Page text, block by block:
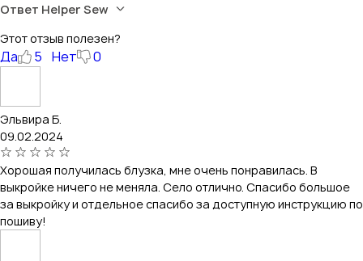
Ответ Helper Sew
Этот отзыв полезен?
Да 5 Нет 0
Эльвира Б.
09.02.2024
Хорошая получилась блузка, мне очень понравилась. В
выкройке ничего не меняла. Село отлично. Спасибо большое
за выкройку и отдельное спасибо за доступную инструкцию по
пошиву!